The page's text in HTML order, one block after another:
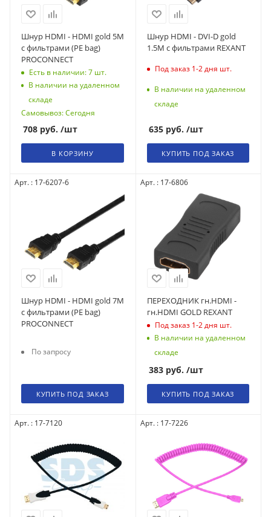
Шнур HDMI - HDMI gold 5М
с фильтрами (PE bag)
PROCONNECT
Есть в наличии: 7 шт.
В наличии на удаленном
складе
Самовывоз: Сегодня
708 руб. /шт
В КОРЗИНУ
Шнур HDMI - DVI-D gold
1.5М с фильтрами REXANT
Под заказ 1-2 дня шт.
В наличии на удаленном
складе
635руб. /шт
КУПИТЬ ПОД ЗАКАЗ
Арт. : 17-6207-6
Шнур HDMI - HDMI gold 7М
с фильтрами (PE bag)
PROCONNECT
По запросу
КУПИТЬ ПОД ЗАКАЗ
Арт. : 17-6806
ПЕРЕХОДНИК гн.HDMI -
гн.HDMI GOLD REXANT
Под заказ 1-2 дня шт.
В наличии на удаленном
складе
383руб. /шт
КУПИТЬ ПОД ЗАКАЗ
Арт. : 17-7120 Арт. : 17-7226